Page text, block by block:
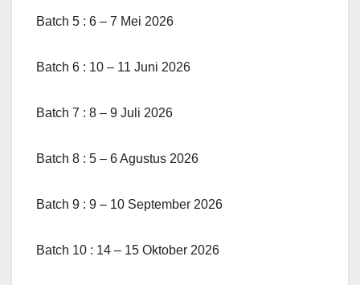
Batch 5 : 6 – 7 Mei 2026
Batch 6 : 10 – 11 Juni 2026
Batch 7 : 8 – 9 Juli 2026
Batch 8 : 5 – 6 Agustus 2026
Batch 9 : 9 – 10 September 2026
Batch 10 : 14 – 15 Oktober 2026